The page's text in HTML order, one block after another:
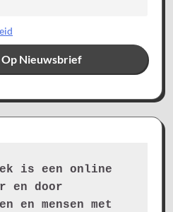
is een online
en door
en mensen met